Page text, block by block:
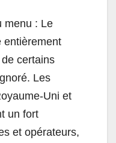
menu : Le
entièrement
certains
Les
Uni et
un fort
et opérateurs,